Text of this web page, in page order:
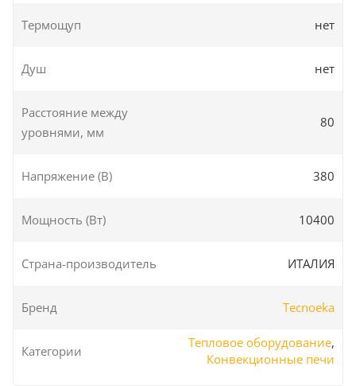
Термощуп нет
Душ нет
Расстояние между
уровнями, мм
80
Напряжение (В) 380
Мощность (Вт) 10400
Страна-производитель ИТАЛИЯ
Бренд Tecnoeka
Категории
Тепловое оборудование,
Конвекционные печи